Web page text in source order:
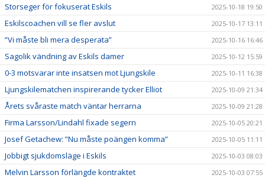
Storseger för fokuserat Eskils 2025-10-18 19:50
Eskilscoachen vill se fler avslut 2025-10-17 13:11
”Vi måste bli mera desperata” 2025-10-16 16:46
Sagolik vändning av Eskils damer 2025-10-12 15:59
0-3 motsvarar inte insatsen mot Ljungskile 2025-10-11 16:38
Ljungskilematchen inspirerande tycker Elliot 2025-10-09 21:34
Årets svåraste match väntar herrarna 2025-10-09 21:28
Firma Larsson/Lindahl fixade segern 2025-10-05 20:21
Josef Getachew: ”Nu måste poängen komma” 2025-10-05 11:11
Jobbigt sjukdomsläge i Eskils 2025-10-03 08:03
Melvin Larsson förlängde kontraktet 2025-10-03 07:55